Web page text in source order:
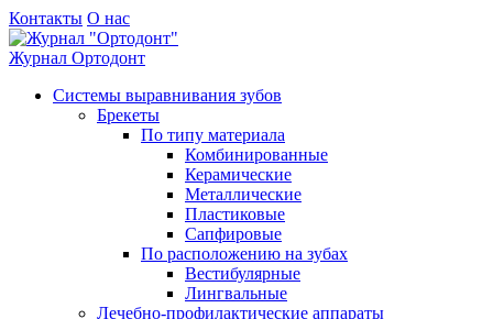
Контакты О нас
Журнал Ортодонт
Системы выравнивания зубов
Брекеты
По типу материала
Комбинированные
Керамические
Металлические
Пластиковые
Сапфировые
По расположению на зубах
Вестибулярные
Лингвальные
Лечебно-профилактические аппараты